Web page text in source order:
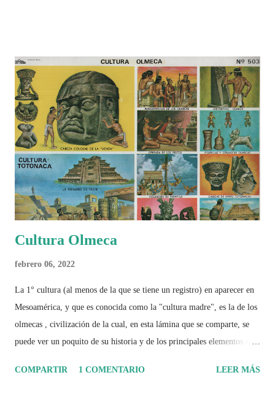
Cultura Olmeca
febrero 06, 2022
La 1° cultura (al menos de la que se tiene un registro) en aparecer en
Mesoamérica, y que es conocida como la "cultura madre", es la de los
olmecas , civilización de la cual, en esta lámina que se comparte, se
puede ver un poquito de su historia y de los principales elementos que
COMPARTIR
1 COMENTARIO LEER MÁS